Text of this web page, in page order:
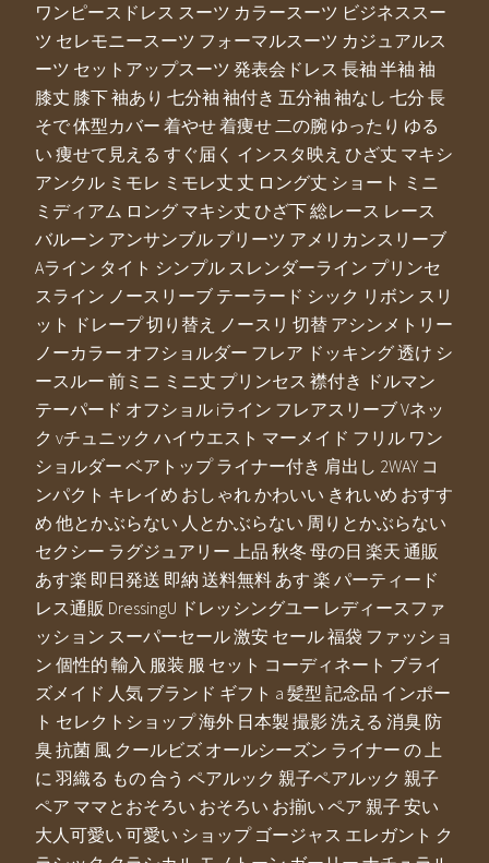
ワンピースドレス スーツ カラースーツ ビジネススー
ツ セレモニースーツ フォーマルスーツ カジュアルス
ーツ セットアップスーツ 発表会ドレス 長袖 半袖 袖
膝丈 膝下 袖あり 七分袖 袖付き 五分袖 袖なし 七分 長
そで 体型カバー 着やせ 着痩せ 二の腕 ゆったり ゆる
い 痩せて見える すぐ届く インスタ映え ひざ丈 マキシ
アンクル ミモレ ミモレ丈 丈 ロング丈 ショート ミニ
ミディアム ロング マキシ丈 ひざ下 総レース レース
バルーン アンサンブル プリーツ アメリカンスリーブ
Aライン タイト シンプル スレンダーライン プリンセ
スライン ノースリーブ テーラード シック リボン スリ
ット ドレープ 切り替え ノースリ 切替 アシンメトリー
ノーカラー オフショルダー フレア ドッキング 透け シ
ースルー 前ミニ ミニ丈 プリンセス 襟付き ドルマン
テーパード オフショル iライン フレアスリーブ Vネッ
ク vチュニック ハイウエスト マーメイド フリル ワン
ショルダー ベアトップ ライナー付き 肩出し 2WAY コ
ンパクト キレイめ おしゃれ かわいい きれいめ おすす
め 他とかぶらない 人とかぶらない 周りとかぶらない
セクシー ラグジュアリー 上品 秋冬 母の日 楽天 通販
あす楽 即日発送 即納 送料無料 あす 楽 パーティード
レス通販 DressingU ドレッシングユー レディースファ
ッション スーパーセール 激安 セール 福袋 ファッショ
ン 個性的 輸入 服装 服 セット コーディネート ブライ
ズメイド 人気 ブランド ギフト a 髪型 記念品 インポー
ト セレクトショップ 海外 日本製 撮影 洗える 消臭 防
臭 抗菌 風 クールビズ オールシーズン ライナー の 上
に 羽織る もの 合う ペアルック 親子ペアルック 親子
ペア ママとおそろい おそろい お揃い ペア 親子 安い
大人可愛い 可愛い ショップ ゴージャス エレガント ク